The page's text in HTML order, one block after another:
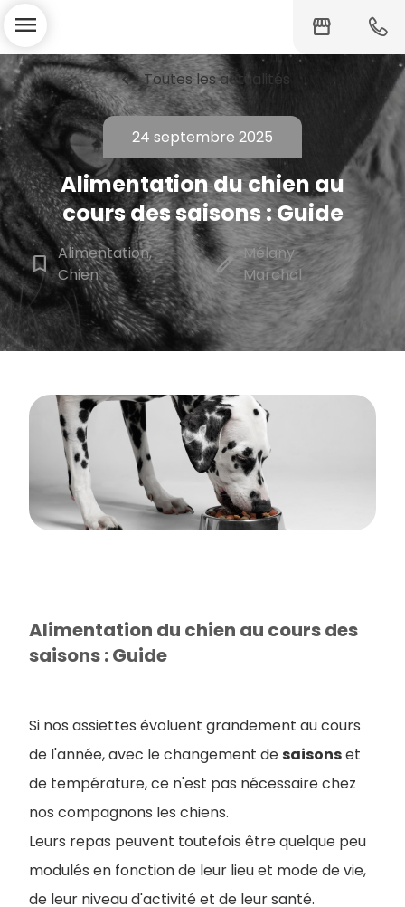
storefront
menu
chevron_left Toutes les actualités
24 septembre 2025
Alimentation du chien au
cours des saisons : Guide
bookmark_border Alimentation,
Chien
edit Mélany
Marchal
Alimentation du chien au cours des
saisons : Guide
Si nos assiettes évoluent grandement au cours
de l'année, avec le changement desaisonset
de température, ce n'est pas nécessaire chez
nos compagnons les chiens.
Leurs repas peuvent toutefois être quelque peu
modulés en fonction de leur lieu et mode de vie,
de leur niveau d'activité et de leur santé.